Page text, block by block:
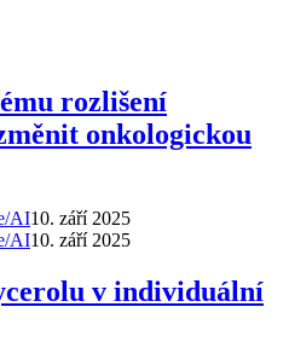
rozlišení
onkologickou
AI10. září 2025
AI10. září 2025
v individuální